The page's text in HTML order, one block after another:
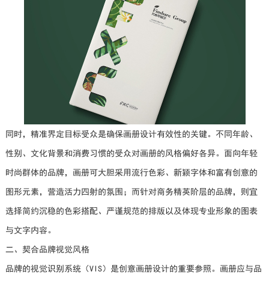
同时，精准界定目标受众是确保画册设计有效性的关键。不同年龄、
性别、文化背景和消费习惯的受众对画册的风格偏好各异。面向年轻
时尚群体的品牌，画册可大胆采用流行色彩、新颖字体和富有创意的
图形元素，营造活力四射的氛围；而针对商务精英阶层的品牌，则宜
选择简约沉稳的色彩搭配、严谨规范的排版以及体现专业形象的图表
与文字内容。
二、契合品牌视觉风格
品牌的视觉识别系统（VIS）是创意画册设计的重要参照。画册应与品